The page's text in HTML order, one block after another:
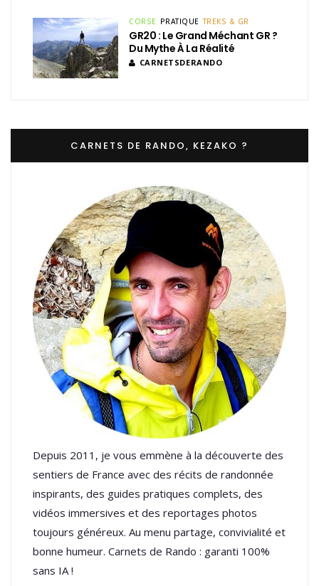
CORSE PRATIQUE TREKS & GR
GR20 : Le Grand Méchant GR ?
Du Mythe À La Réalité
CARNETSDERANDO
CARNETS DE RANDO, KEZAKO ?
Depuis 2011, je vous emmène à la découverte des
sentiers de France avec des récits de randonnée
inspirants, des guides pratiques complets, des
vidéos immersives et des reportages photos
toujours généreux. Au menu partage, convivialité et
bonne humeur. Carnets de Rando : garanti 100%
sans IA !